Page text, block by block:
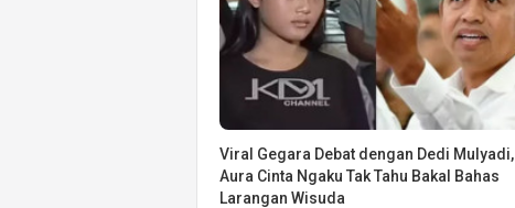
Viral Gegara Debat dengan Dedi Mulyadi,
Aura Cinta Ngaku Tak Tahu Bakal Bahas
Larangan Wisuda